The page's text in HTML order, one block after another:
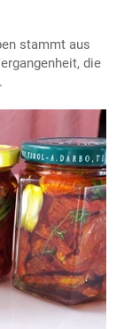
stammt aus
die